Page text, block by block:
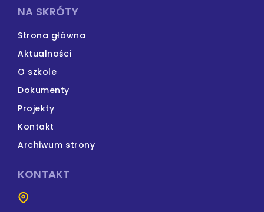
NA SKRÓTY
Strona główna
Aktualności
O szkole
Dokumenty
Projekty
Kontakt
Archiwum strony
KONTAKT